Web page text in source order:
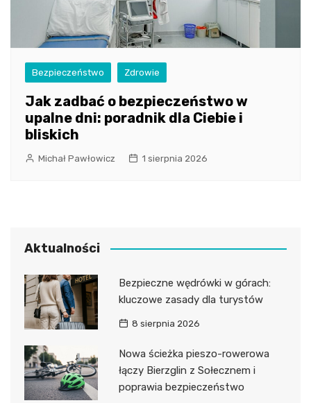
Bezpieczeństwo Zdrowie
Jak zadbać o bezpieczeństwo w
upalne dni: poradnik dla Ciebie i
bliskich
Michał Pawłowicz 1 sierpnia 2026
Aktualności
Bezpieczne wędrówki w górach:
kluczowe zasady dla turystów
8 sierpnia 2026
Nowa ścieżka pieszo-rowerowa
łączy Bierzglin z Sołecznem i
poprawia bezpieczeństwo